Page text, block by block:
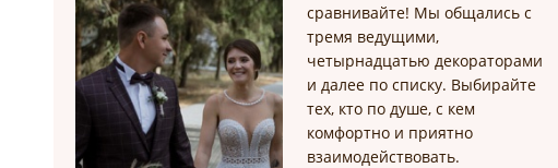
сравнивайте! Мы общались с
тремя ведущими,
четырнадцатью декораторами
и далее по списку. Выбирайте
тех, кто по душе, с кем
комфортно и приятно
взаимодействовать.